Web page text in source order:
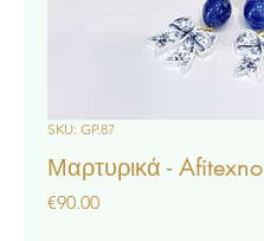
SKU: GP.87
Μαρτυρικά - Afitexno
€90.00Price